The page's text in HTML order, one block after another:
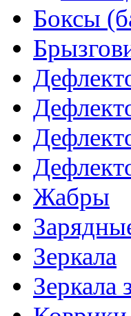
Боксы
Жабры
Зеркала
Зеркала